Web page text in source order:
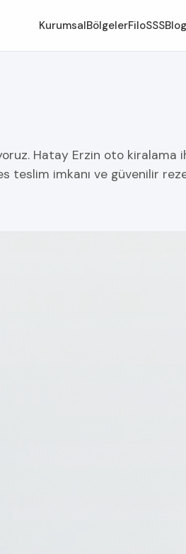
KurumsalBölgelerFiloSSSBlog
Hatay Erzin oto kiralama
teslim imkanı ve güvenilir